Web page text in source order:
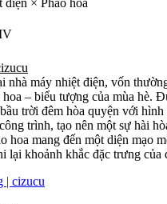
điện × Pháo hoa
nhà máy nhiệt điện, vốn
– biểu tượng của mùa hè.
trời đêm hòa quyện với hình
trình, tạo nên một sự hài
hoa mang đến một diện mạo
lại khoảnh khắc đặc trưng của
| cizucu